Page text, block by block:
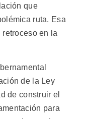
que
ruta. Esa
en la
de la Ley
de construir el
para